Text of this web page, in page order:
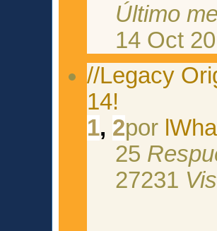
Último
14 Oct
//Legacy
14!
1, 2por
25
27231